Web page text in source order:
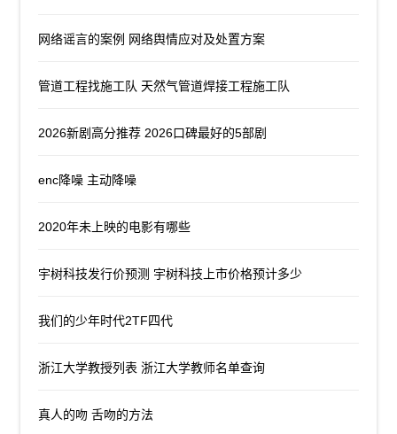
网络谣言的案例 网络舆情应对及处置方案
管道工程找施工队 天然气管道焊接工程施工队
2026新剧高分推荐 2026口碑最好的5部剧
enc降噪 主动降噪
2020年未上映的电影有哪些
宇树科技发行价预测 宇树科技上市价格预计多少
我们的少年时代2TF四代
浙江大学教授列表 浙江大学教师名单查询
真人的吻 舌吻的方法